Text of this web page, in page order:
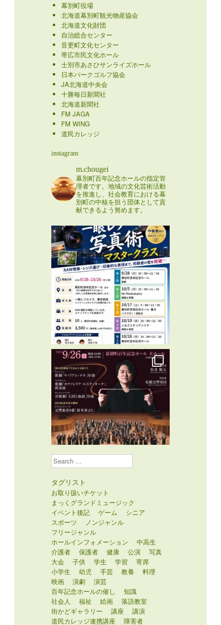
幕別町役場
北海道幕別町観光物産協会
北海道文化財団
自治総合センター
音更町文化センター
帯広市民文化ホール
士別市あさひサンライズホール
日本パークゴルフ協会
JA北海道中央会
十勝毎日新聞社
北海道新聞社
FM JAGA
FM WING
道民カレッジ
instagram
m.chougei
幕別町百年記念ホールの指定管
理者です。地域の文化芸術活動
を推進し、社会教育における幕
別町の中核を担う団体として貢
献できるよう努めます。
Search
タグリスト
お取り扱いチケット
まっくグランドミュージック
イベント後記
ゲーム
シニア
スポーツ
ノンジャンル
フリージャンル
ホールインフォメーション
中高生
介護者
保護者 健康 公演
写真
大会
子供 学生 学習
寄席
小学生
幼児 手芸 教養
料理
映画
演劇
演芸
百年記念ホールの催し
知識
社会人
福祉 絵画
落語教室
街かどギャラリー
講座
講演
道民カレッジ連携講座
障害者